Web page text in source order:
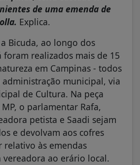
de uma emenda de
Explica.
Bicuda, ao longo dos
realizados mais de 15
em Campinas - todos
municipal, via
de Cultura. Na peça
o parlamentar Rafa,
petista e Saadi sejam
e devolvam aos cofres
relativo às emendas
vereadora ao erário local.